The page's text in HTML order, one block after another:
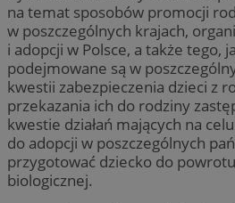
na temat sposobów promocji
w poszczególnych krajach,
i adopcji w Polsce, a także tego,
podejmowane są w
kwestii zabezpieczenia dzieci z
przekazania ich do rodziny
kwestie działań mających na
do adopcji w poszczególnych
przygotować dziecko do
biologicznej.